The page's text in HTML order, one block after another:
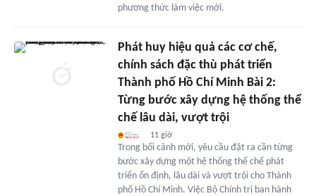
phương thức làm việc mới.
Phát huy hiệu quả các cơ chế,
chính sách đặc thù phát triển
Thành phố Hồ Chí Minh Bài 2:
Từng bước xây dựng hệ thống thể
chế lâu dài, vượt trội
11 giờ
Trong bối cảnh mới, yêu cầu đặt ra cần từng
bước xây dựng một hệ thống thể chế phát
triển ổn định, lâu dài và vượt trội cho Thành
phố Hồ Chí Minh. Việc Bộ Chính trị ban hành